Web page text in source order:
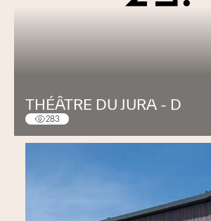
THÉÂTRE DU JURA - D
283